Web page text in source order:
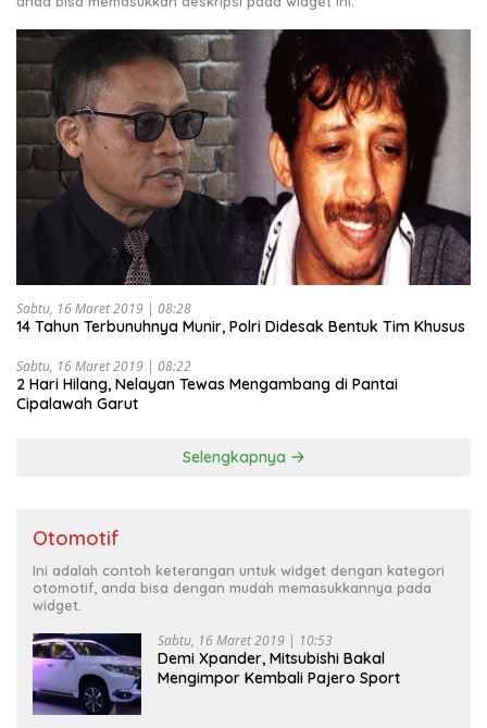
Sabtu, 16 Maret 2019 | 08:28
14 Tahun Terbunuhnya Munir, Polri Didesak Bentuk Tim Khusus
Sabtu, 16 Maret 2019 | 08:22
2 Hari Hilang, Nelayan Tewas Mengambang di Pantai
Cipalawah Garut
Selengkapnya
Otomotif
Ini adalah contoh keterangan untuk widget dengan kategori
otomotif, anda bisa dengan mudah memasukkannya pada
widget.
Sabtu, 16 Maret 2019 | 10:53
Demi Xpander, Mitsubishi Bakal
Mengimpor Kembali Pajero Sport